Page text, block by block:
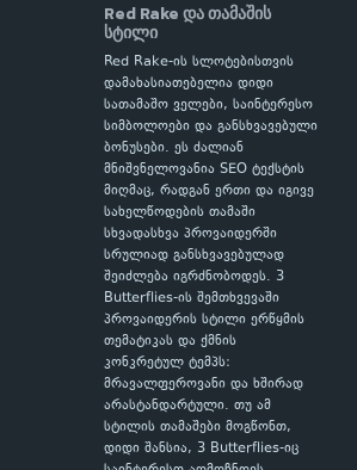
Red Rake და თამაშის
სტილი
Red Rake-ის სლოტებისთვის
დამახასიათებელია დიდი
სათამაშო ველები, საინტერესო
სიმბოლოები და განსხვავებული
ბონუსები. ეს ძალიან
მნიშვნელოვანია SEO ტექსტის
მიღმაც, რადგან ერთი და იგივე
სახელწოდების თამაში
სხვადასხვა პროვაიდერში
სრულიად განსხვავებულად
შეიძლება იგრძნობოდეს. 3
Butterflies-ის შემთხვევაში
პროვაიდერის სტილი ერწყმის
თემატიკას და ქმნის
კონკრეტულ ტემპს:
მრავალფეროვანი და ხშირად
არასტანდარტული. თუ ამ
სტილის თამაშები მოგწონთ,
დიდი შანსია, 3 Butterflies-იც